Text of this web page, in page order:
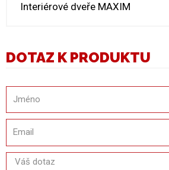
Interiérové dveře MAXIM
DOTAZ K PRODUKTU